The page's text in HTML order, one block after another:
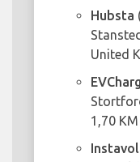
Hubsta
United
1,70